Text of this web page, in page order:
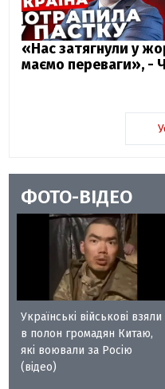
«Нас затягнули у
маємо переваги», -
ФОТО-ВІДЕО
Українські військові взяли
в полон громадян Китаю,
які воювали за Росію
(відео)